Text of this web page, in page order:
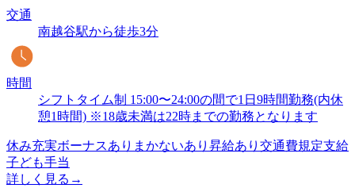
交通
南越谷駅から徒歩3分
時間
シフトタイム制 15:00〜24:00の間で1日9時間勤務(内休
憩1時間) ※18歳未満は22時までの勤務となります
休み充実ボーナスあり まかないあり 昇給あり 交通費規定支給
子ども手当
詳しく見る →